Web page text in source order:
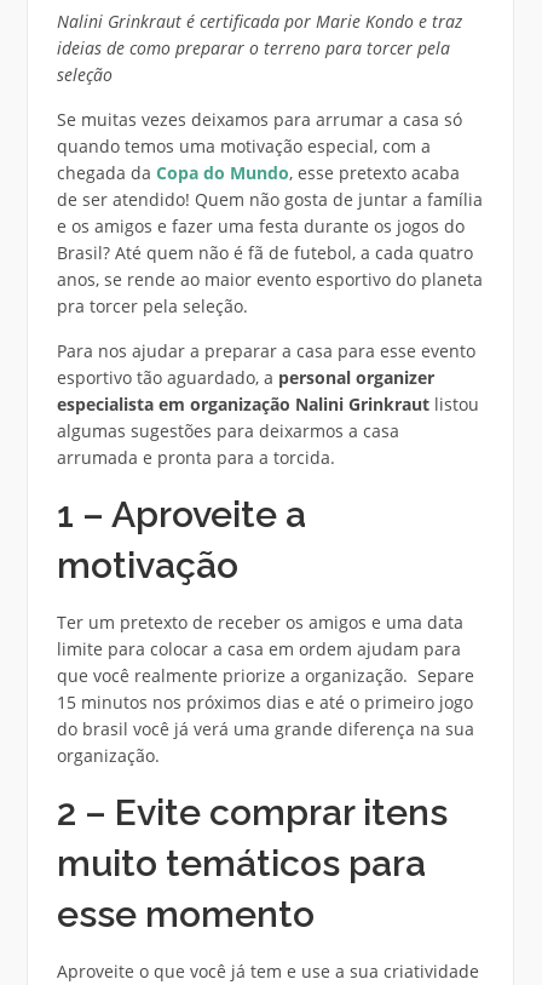
Nalini Grinkraut é certificada por Marie Kondo e traz
ideias de como preparar o terreno para torcer pela
seleção
Se muitas vezes deixamos para arrumar a casa só
quando temos uma motivação especial, com a
chegada da Copa do Mundo, esse pretexto acaba
de ser atendido! Quem não gosta de juntar a família
e os amigos e fazer uma festa durante os jogos do
Brasil? Até quem não é fã de futebol, a cada quatro
anos, se rende ao maior evento esportivo do planeta
pra torcer pela seleção.
Para nos ajudar a preparar a casa para esse evento
esportivo tão aguardado, a personal organizer
especialista em organização Nalini Grinkrautlistou
algumas sugestões para deixarmos a casa
arrumada e pronta para a torcida.
1 – Aproveite a
motivação
Ter um pretexto de receber os amigos e uma data
limite para colocar a casa em ordem ajudam para
que você realmente priorize a organização. Separe
15 minutos nos próximos dias e até o primeiro jogo
do brasil você já verá uma grande diferença na sua
organização.
2 – Evite comprar itens
muito temáticos para
esse momento
Aproveite o que você já tem e use a sua criatividade